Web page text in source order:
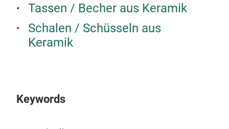
Tassen / Becher aus Keramik
Schalen / Schüsseln aus
Keramik
Keywords